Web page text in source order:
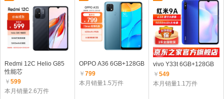
Redmi 12C Helio G85
性能芯
￥ 599
本月销量2.6万件
OPPO A36 6GB+128GB
￥ 799
本月销量1.5万件
vivo Y33t 6GB+128GB
￥549
本月销量1.1万件